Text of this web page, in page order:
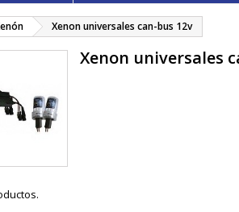
Xenon universales can-bus 12v
Xenon universales